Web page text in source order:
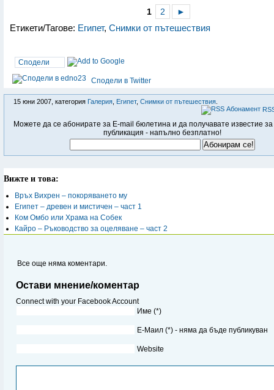
1 2 ►
Етикети/Тагове: Египет, Снимки от пътешествия
Сподели
Сподели в Twitter
15 юни 2007, категория Галерия Египет, Снимки от пътешествия
Можете да се абонирате за E-mail бюлетина и да получавате известие за
публикация - напълно безплатно!
Вижте и това:
Връх Вихрен – покоряването му
Египет – древен и мистичен – част 1
Ком Омбо или Храма на Собек
Кайро – Ръководство за оцеляване – част 2
Все още няма коментари.
Остави мнение/коментар
Connect with your Facebook Account
Име (*)
Е-Маил (*) - няма да бъде публикуван
Website